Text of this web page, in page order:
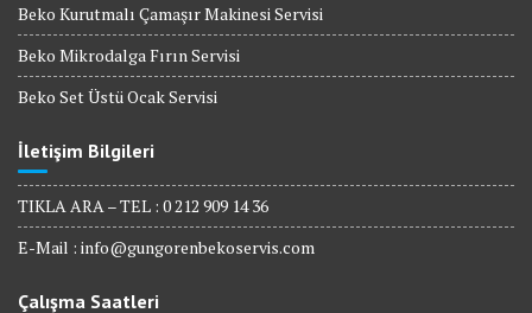
Beko Kurutmalı Çamaşır Makinesi Servisi
Beko Mikrodalga Fırın Servisi
Beko Set Üstü Ocak Servisi
İletişim Bilgileri
TIKLA ARA – TEL : 0 212 909 14 36
E-Mail : info@gungorenbekoservis.com
Çalışma Saatleri